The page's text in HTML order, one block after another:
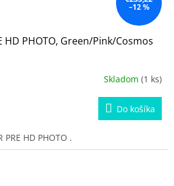
–12 %
HD PHOTO, Green/Pink/Cosmos
Skladom (1 ks)
Do košíka
HD PHOTO .